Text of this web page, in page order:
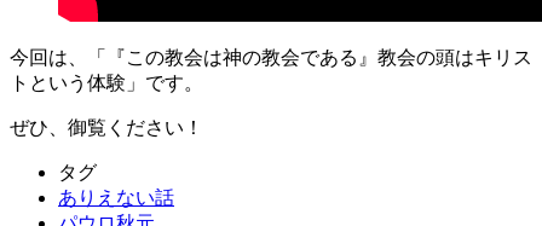
今回は、「『この教会は神の教会である』教会の頭はキリス
トという体験」です。
ぜひ、御覧ください！
タグ
ありえない話